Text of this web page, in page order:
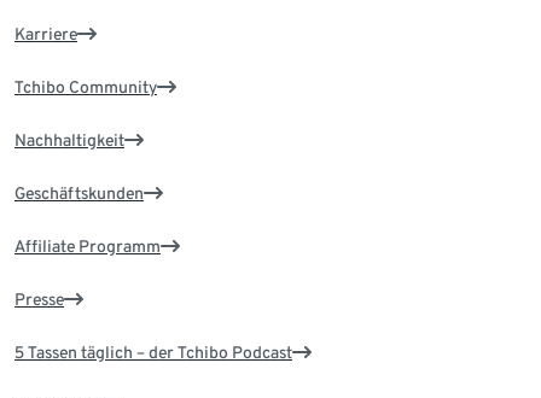
Karriere
Tchibo Community
Nachhaltigkeit
Geschäftskunden
Affiliate Programm
Presse
5 Tassen täglich – der Tchibo Podcast